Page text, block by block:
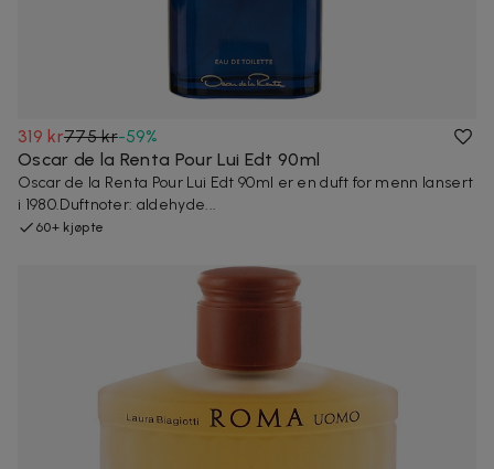
319 kr775 kr-59%
Oscar de la Renta Pour Lui Edt 90ml
Oscar de la Renta Pour Lui Edt 90ml er en duft for menn lansert
i 1980.Duftnoter: aldehyde...
60+ kjøpte